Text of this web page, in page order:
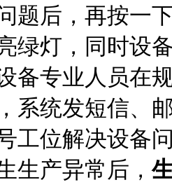
题后，再按一
绿灯，同时设
备专业人员在
系统发短信、
工位解决设备
生产异常后，